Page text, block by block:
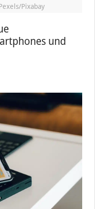
Pixabay
und